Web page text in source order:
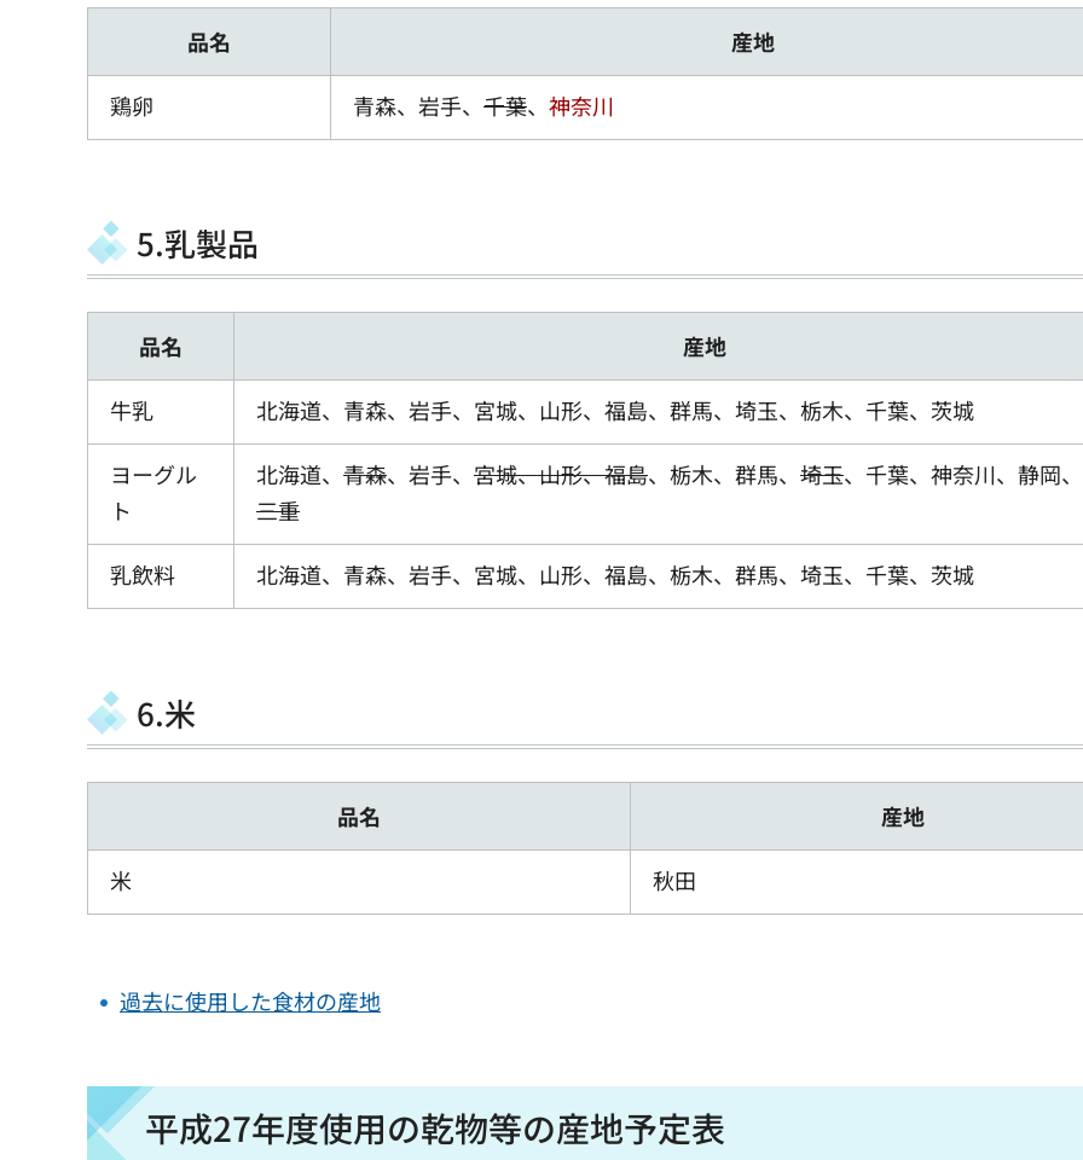
品名 産地
鶏卵 青森、岩手、 千葉、 神奈川
5.乳製品
品名 産地
牛乳 北海道、青森、岩手、宮城、山形、福島、群馬、埼玉、栃木、千葉、茨城
ヨーグル
ト
北海道、 青森、岩手、 宮城、山形、福島、栃木、群馬、 埼玉、千葉、神奈川、静岡、
三重
乳飲料 北海道、青森、岩手、宮城、山形、福島、栃木、群馬、埼玉、千葉、茨城
6.米
品名 産地
米 秋田
過去に使用した食材の産地
平成27年度使用の乾物等の産地予定表